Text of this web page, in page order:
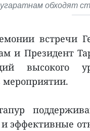
обходят
встречи
и Президент
высокого
мероприятии.
эффективные